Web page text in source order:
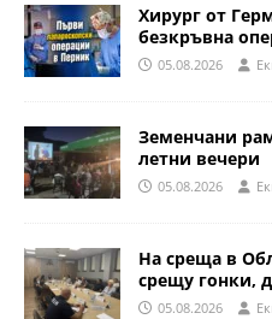
Хирург от
безкръвна
05.08.2026
Земенчани
летни вечери
05.08.2026
На среща в
срещу гонки,
05.08.2026